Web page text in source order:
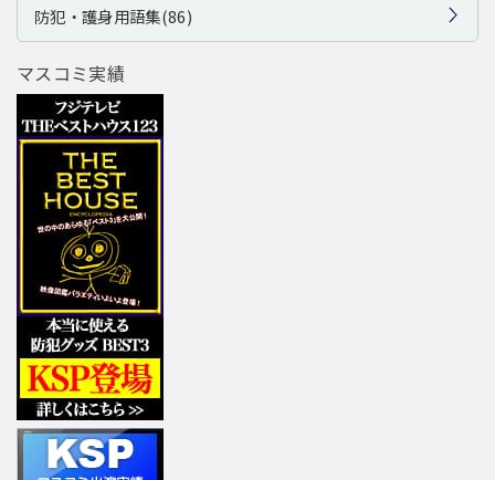
防犯・護身用語集(86)
マスコミ実績